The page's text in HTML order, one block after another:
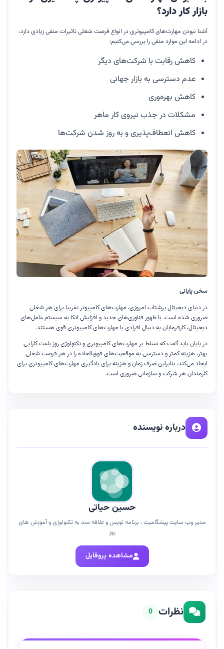
بازار کار دارد؟
آشنا نبودن مهارت‌های کامپیوتری در انواع فرصت شغلی تاثیرات منفی زیادی دارد،
در ادامه این موارد منفی را بررسی می‌کنیم:
کاهش رقابت با شرکت‌های دیگر
عدم دسترسی به بازار جهانی
کاهش بهره‌وری
مشکلات در جذب نیروی کار ماهر
کاهش انعطاف‌پذیری و به روز شدن شرکت‌ها
سخن پایانی
در دنیای دیجیتال پرشتاب امروزی، مهارت‌های کامپیوتر تقریبا برای هر شغلی
ضروری شده است. با ظهور فناوری‌های جدید و افزایش اتکا به سیستم عامل‌های
دیجیتال، کارفرمایان به دنبال افرادی با مهارت‌های کامپیوتری قوی هستند.
در پایان باید گفت که تسلط بر مهارت‌های کامپیوتری و تکنولوژی روز باعث کارایی
بهتر، هزینه کمتر و دسترسی به موقعیت‌های فوق‌العاده را در هر فرصت شغلی
ایجاد می‌کند، بنابراین صرف زمان و هزینه برای یادگیری مهارت‌های کامپیوتری برای
کارمندان هر شرکت و سازمانی ضروری است.
درباره نویسنده
حسین حیاتی
مدیر وب سایت پیشگامیت ، برنامه نویس و علاقه مند به تکنولوژی و آموزش های
روز
مشاهده پروفایل
نظرات 0